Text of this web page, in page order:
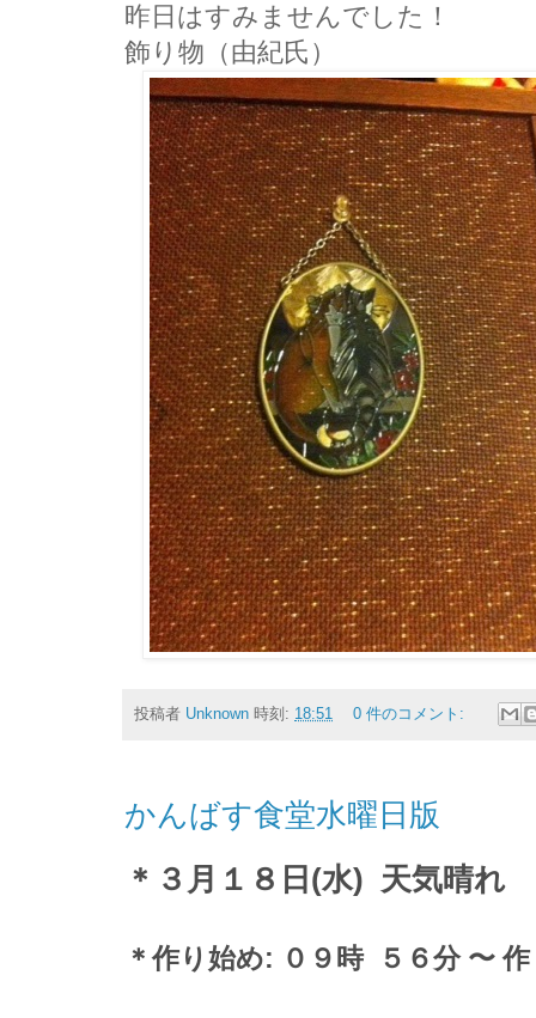
昨日はすみませんでした！
飾り物（由紀氏）
投稿者 Unknown 時刻: 18:51 0 件のコメント:
かんばす食堂水曜日版
＊３ 月１８日(水) 天気晴れ
＊作り始め: ０９時 ５６分 〜